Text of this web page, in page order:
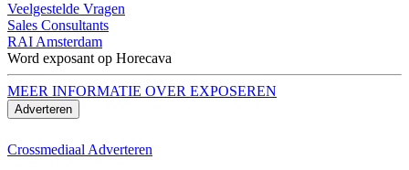
Veelgestelde Vragen
Sales Consultants
RAI Amsterdam
Word exposant op Horecava
MEER INFORMATIE OVER EXPOSEREN
Adverteren
Crossmediaal Adverteren